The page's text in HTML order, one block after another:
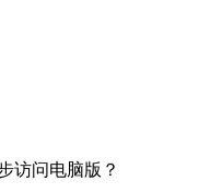
访问电脑版？